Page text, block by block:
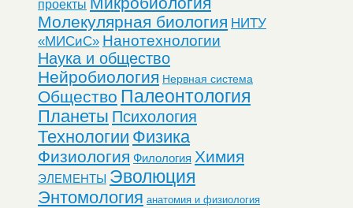
проекты
Молекулярная биология НИТУ
«МИСиС» Нанотехнологии
Наука и общество
Нейробиология Нервная система
Общество Палеонтология
Планеты Психология
Технологии Физика
Физиология Филология Химия
ЭЛЕМЕНТЫ Эволюция
Энтомология анатомия и физиология